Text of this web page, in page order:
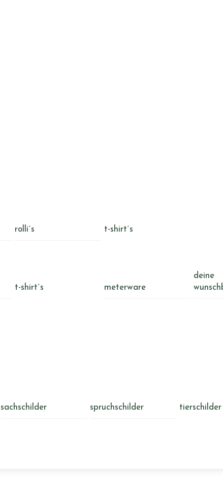
rolli´s t-shirt´s
t-shirt´s meterware
deine
sachschilder spruchschilder tierschilder